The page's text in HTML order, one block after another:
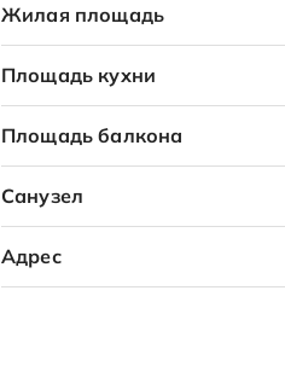
Жилая площадь
Площадь кухни
Площадь балкона
Санузел
Адрес